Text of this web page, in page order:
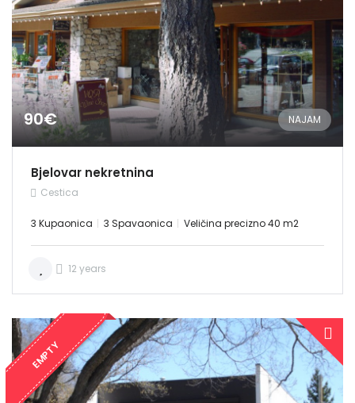
90€ NAJAM
Bjelovar nekretnina
Cestica
3 Kupaonica 3 Spavaonica Veličina precizno 40 m2
12 years
EMPTY